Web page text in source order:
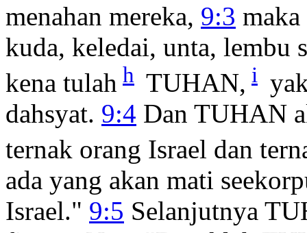
menahan mereka, 9:3
kuda, keledai, unta, lembu
kena tulah h TUHAN, i
dahsyat. 9:4 Dan TUHAN
ternak orang Israel dan
ada yang akan mati
Israel." 9:5 Selanjutnya